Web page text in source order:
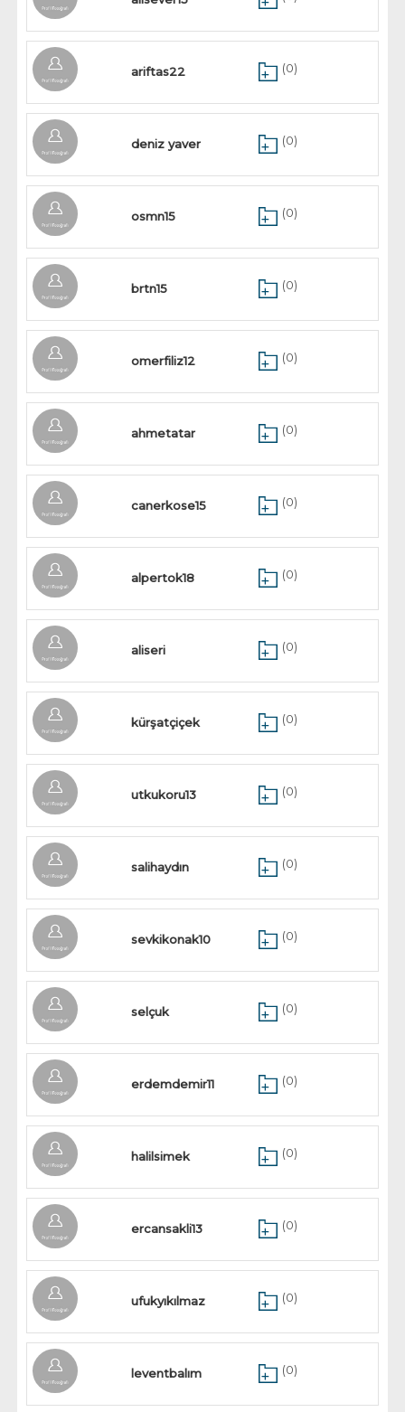
ariftas22 (0)
deniz yaver (0)
osmn15 (0)
brtn15 (0)
omerfiliz12 (0)
ahmetatar (0)
canerkose15 (0)
alpertok18 (0)
aliseri (0)
kürşatçiçek (0)
utkukoru13 (0)
salihaydın (0)
sevkikonak10 (0)
selçuk (0)
erdemdemir11 (0)
halilsimek (0)
ercansakli13 (0)
ufukyıkılmaz (0)
leventbalım (0)